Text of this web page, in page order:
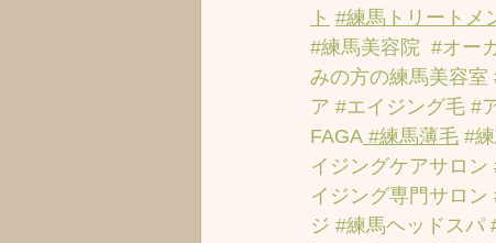
ト #練馬トリートメ
#練馬美容院 #オー
みの方の練馬美容室
ア #エイジング毛 #
FAGA #練馬薄毛 #
イジングケアサロン
イジング専門サロン
ジ #練馬ヘッドスパ